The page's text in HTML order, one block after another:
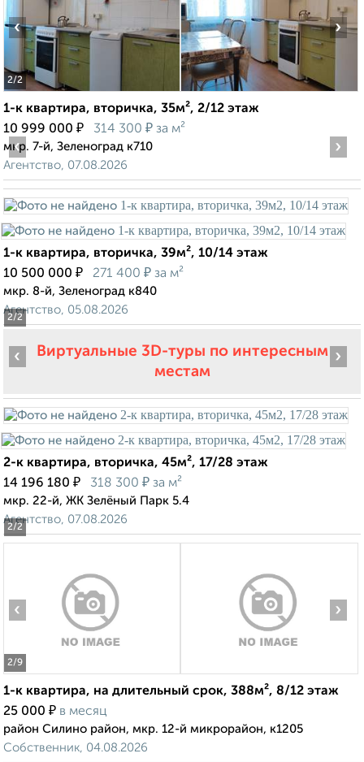
2/2
‹ ›
1-к квартира, вторичка, 35м², 2/12 этаж
10 999 000 ₽ 314 300 ₽ за м²
мкр. 7-й, Зеленоград к710
Агентство, 07.08.2026
2/2
‹ ›
1-к квартира, вторичка, 39м², 10/14 этаж
10 500 000 ₽ 271 400 ₽ за м²
мкр. 8-й, Зеленоград к840
Агентство, 05.08.2026
Виртуальные 3D-туры по интересным
местам
2/2
‹ ›
2-к квартира, вторичка, 45м², 17/28 этаж
14 196 180 ₽ 318 300 ₽ за м²
мкр. 22-й, ЖК Зелёный Парк 5.4
Агентство, 07.08.2026
2/9
‹ ›
1-к квартира, на длительный срок, 388м², 8/12 этаж
25 000 ₽ в месяц
район Силино район, мкр. 12-й микрорайон, к1205
Собственник, 04.08.2026